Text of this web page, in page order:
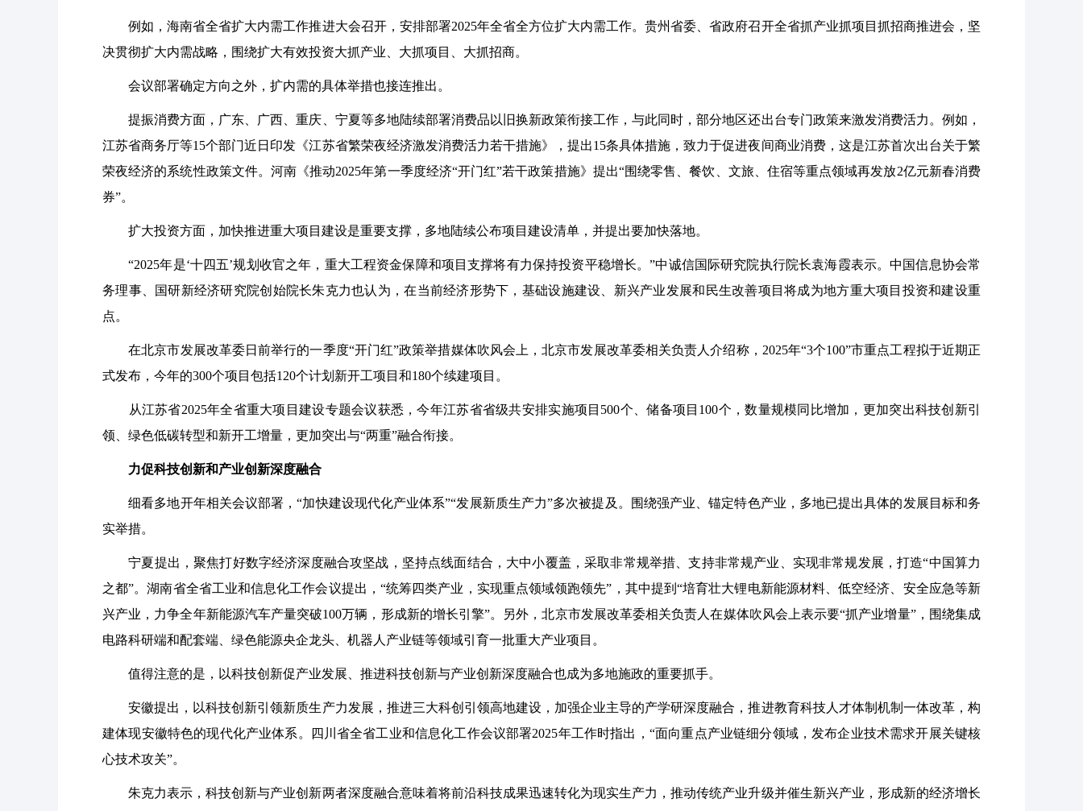
例如，海南省全省扩大内需工作推进大会召开，安排部署2025年全省全方位扩大内需工作。贵州省委、省政府召开全省抓产业抓项目抓招商推进会，坚
决贯彻扩大内需战略，围绕扩大有效投资大抓产业、大抓项目、大抓招商。
会议部署确定方向之外，扩内需的具体举措也接连推出。
提振消费方面，广东、广西、重庆、宁夏等多地陆续部署消费品以旧换新政策衔接工作，与此同时，部分地区还出台专门政策来激发消费活力。例如，
江苏省商务厅等15个部门近日印发《江苏省繁荣夜经济激发消费活力若干措施》，提出15条具体措施，致力于促进夜间商业消费，这是江苏首次出台关于繁
荣夜经济的系统性政策文件。河南《推动2025年第一季度经济“开门红”若干政策措施》提出“围绕零售、餐饮、文旅、住宿等重点领域再发放2亿元新春消费
券”。
扩大投资方面，加快推进重大项目建设是重要支撑，多地陆续公布项目建设清单，并提出要加快落地。
“2025年是‘十四五’规划收官之年，重大工程资金保障和项目支撑将有力保持投资平稳增长。”中诚信国际研究院执行院长袁海霞表示。中国信息协会常
务理事、国研新经济研究院创始院长朱克力也认为，在当前经济形势下，基础设施建设、新兴产业发展和民生改善项目将成为地方重大项目投资和建设重
点。
在北京市发展改革委日前举行的一季度“开门红”政策举措媒体吹风会上，北京市发展改革委相关负责人介绍称，2025年“3个100”市重点工程拟于近期正
式发布，今年的300个项目包括120个计划新开工项目和180个续建项目。
从江苏省2025年全省重大项目建设专题会议获悉，今年江苏省省级共安排实施项目500个、储备项目100个，数量规模同比增加，更加突出科技创新引
领、绿色低碳转型和新开工增量，更加突出与“两重”融合衔接。
力促科技创新和产业创新深度融合
细看多地开年相关会议部署，“加快建设现代化产业体系”“发展新质生产力”多次被提及。围绕强产业、锚定特色产业，多地已提出具体的发展目标和务
实举措。
宁夏提出，聚焦打好数字经济深度融合攻坚战，坚持点线面结合，大中小覆盖，采取非常规举措、支持非常规产业、实现非常规发展，打造“中国算力
之都”。湖南省全省工业和信息化工作会议提出，“统筹四类产业，实现重点领域领跑领先”，其中提到“培育壮大锂电新能源材料、低空经济、安全应急等新
兴产业，力争全年新能源汽车产量突破100万辆，形成新的增长引擎”。另外，北京市发展改革委相关负责人在媒体吹风会上表示要“抓产业增量”，围绕集成
电路科研端和配套端、绿色能源央企龙头、机器人产业链等领域引育一批重大产业项目。
值得注意的是，以科技创新促产业发展、推进科技创新与产业创新深度融合也成为多地施政的重要抓手。
安徽提出，以科技创新引领新质生产力发展，推进三大科创引领高地建设，加强企业主导的产学研深度融合，推进教育科技人才体制机制一体改革，构
建体现安徽特色的现代化产业体系。四川省全省工业和信息化工作会议部署2025年工作时指出，“面向重点产业链细分领域，发布企业技术需求开展关键核
心技术攻关”。
朱克力表示，科技创新与产业创新两者深度融合意味着将前沿科技成果迅速转化为现实生产力，推动传统产业升级并催生新兴产业，形成新的经济增长